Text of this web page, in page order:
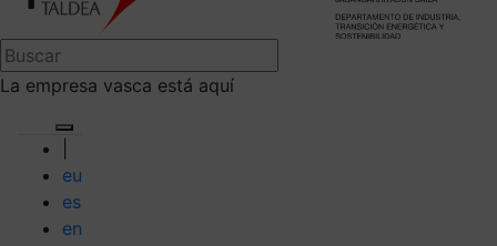
La empresa vasca está aquí
eu
es
en